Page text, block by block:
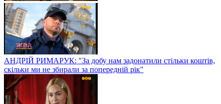
АНДРІЙ РИМАРУК: "За добу нам задонатили стільки коштів,
скільки ми не збирали за попередній рік"